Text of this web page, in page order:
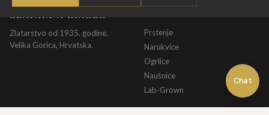
Chat
Zlatarstvo od 1935. godine.
Velika Gorica, Hrvatska.
Prstenje
Narukvice
Ogrlice
Naušnice
Lab-Grown